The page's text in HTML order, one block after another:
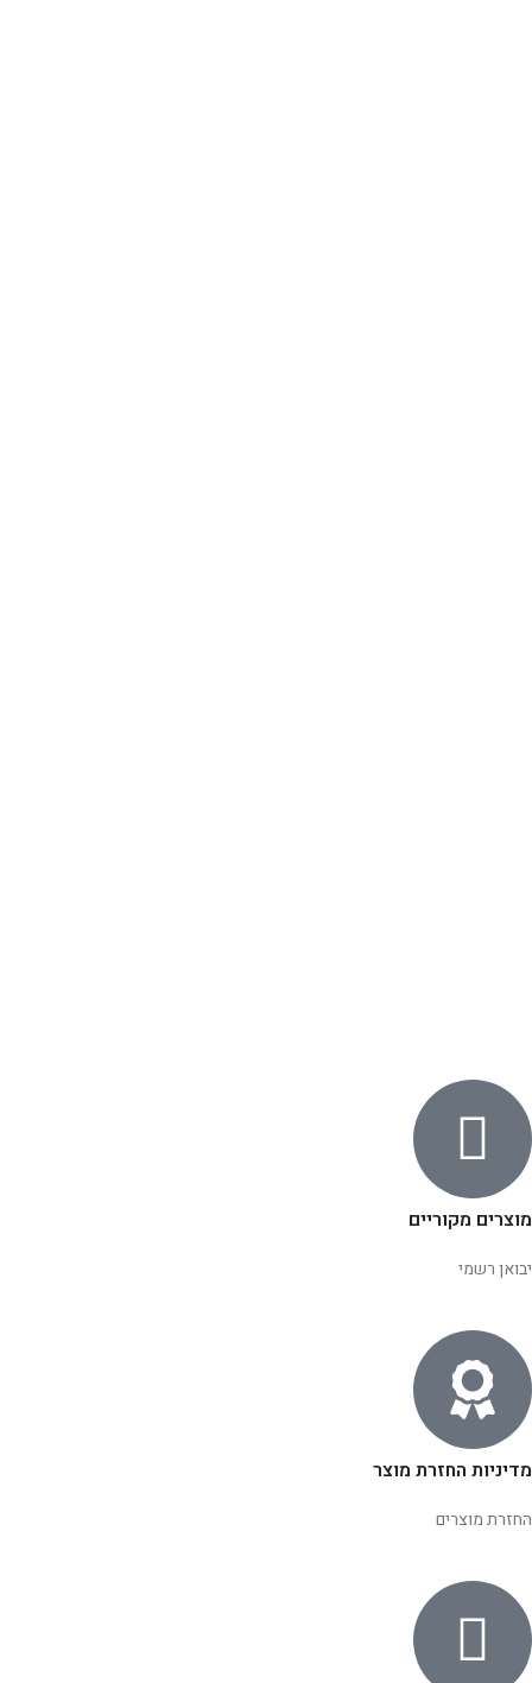
מוצרים מקוריים
יבואן רשמי
מדיניות החזרת מוצר
החזרת מוצרים